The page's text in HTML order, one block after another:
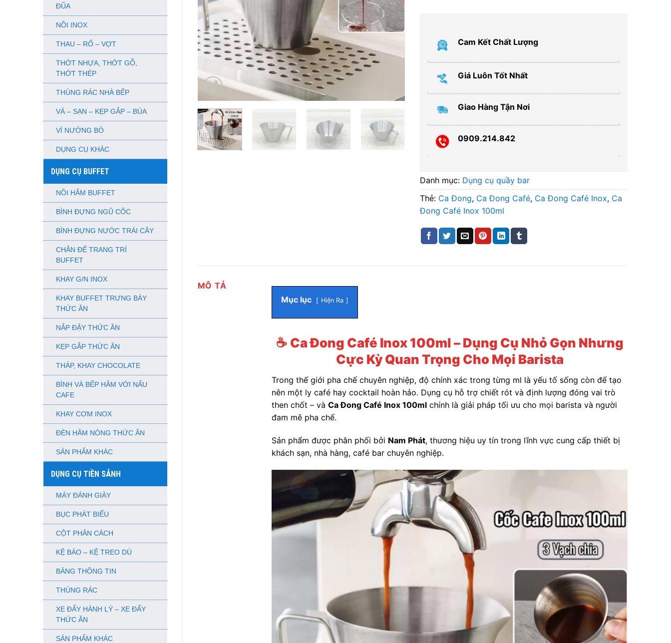
ĐŨA
NỒI INOX
THAU – RỔ – VỢT
THỚT NHỰA, THỚT GỖ,
THỚT THÉP
THÙNG RÁC NHÀ BẾP
VÁ – SẠN – KẸP GẮP – BÚA
VỈ NƯỚNG BÒ
DỤNG CỤ KHÁC
DỤNG CỤ BUFFET
NỒI HÂM BUFFET
BÌNH ĐỰNG NGŨ CỐC
BÌNH ĐỰNG NƯỚC TRÁI CÂY
CHÂN ĐẾ TRANG TRÍ
BUFFET
KHAY G/N INOX
KHAY BUFFET TRƯNG BÀY
THỨC ĂN
NẮP ĐẬY THỨC ĂN
KẸP GẮP THỨC ĂN
THÁP, KHAY CHOCOLATE
BÌNH VÀ BẾP HÂM VỚI NẤU
CAFE
KHAY CƠM INOX
ĐÈN HÂM NÓNG THỨC ĂN
SẢN PHẨM KHÁC
DỤNG CỤ TIỀN SẢNH
MÁY ĐÁNH GIÀY
BỤC PHÁT BIỂU
CỘT PHÂN CÁCH
KỆ BÁO – KỆ TREO DÙ
BẢNG THÔNG TIN
THÙNG RÁC
XE ĐẨY HÀNH LÝ – XE ĐẨY
THỨC ĂN
SẢN PHẨM KHÁC
Cam Kết Chất Lượng
Giá Luôn Tốt Nhất
Giao Hàng Tận Nơi
0909.214.842
Danh mục: Dụng cụ quầy bar
Thẻ: Ca Đong, Ca Đong Café, Ca Đong Café Inox, Ca
Đong Café Inox 100ml
MÔ TẢ
Mục lục
Hiện Ra
☕ Ca Đong Café Inox 100ml – Dụng Cụ Nhỏ Gọn Nhưng
Cực Kỳ Quan Trọng Cho Mọi Barista
Trong thế giới pha chế chuyên nghiệp, độ chính xác trong từng ml là yếu tố sống còn để tạo
nên một ly café hay cocktail hoàn hảo. Dụng cụ hỗ trợ chiết rót và định lượng đóng vai trò
then chốt – vàCa Đong Café Inox 100ml chính là giải pháp tối ưu cho mọi barista và người
đam mê pha chế.
Sản phẩm được phân phối bởi Nam Phát, thương hiệu uy tín trong lĩnh vực cung cấp thiết bị
khách sạn, nhà hàng, café bar chuyên nghiệp.